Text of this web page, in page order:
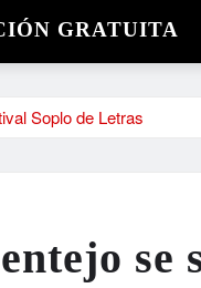
GRATUITA
Soplo de Letras
se